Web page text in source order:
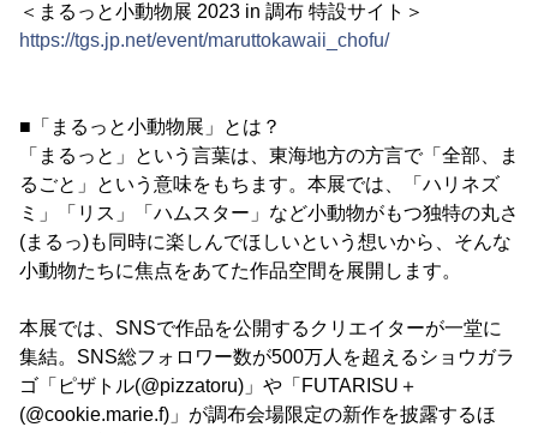
＜まるっと小動物展 2023 in 調布 特設サイト＞
https://tgs.jp.net/event/maruttokawaii_chofu/
■「まるっと小動物展」とは？
「まるっと」という言葉は、東海地方の方言で「全部、ま
るごと」という意味をもちます。本展では、「ハリネズ
ミ」「リス」「ハムスター」など小動物がもつ独特の丸さ
(まるっ)も同時に楽しんでほしいという想いから、そんな
小動物たちに焦点をあてた作品空間を展開します。
本展では、SNSで作品を公開するクリエイターが一堂に
集結。SNS総フォロワー数が500万人を超えるショウガラ
ゴ「ピザトル(@pizzatoru)」や「FUTARISU＋
(@cookie.marie.f)」が調布会場限定の新作を披露するほ